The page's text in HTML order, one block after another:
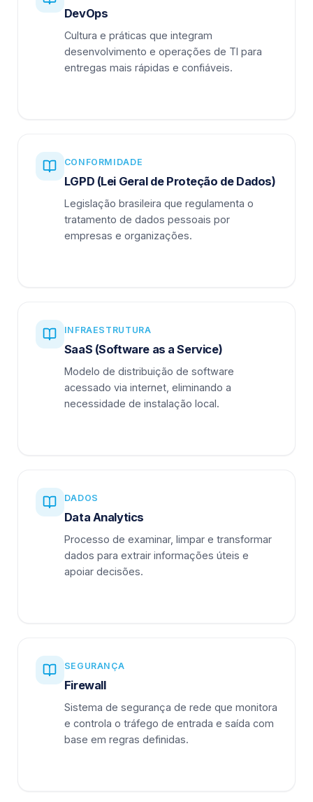
DevOps
Cultura e práticas que integram
desenvolvimento e operações de TI para
entregas mais rápidas e confiáveis.
CONFORMIDADE
LGPD (Lei Geral de Proteção de Dados)
Legislação brasileira que regulamenta o
tratamento de dados pessoais por
empresas e organizações.
INFRAESTRUTURA
SaaS (Software as a Service)
Modelo de distribuição de software
acessado via internet, eliminando a
necessidade de instalação local.
DADOS
Data Analytics
Processo de examinar, limpar e transformar
dados para extrair informações úteis e
apoiar decisões.
SEGURANÇA
Firewall
Sistema de segurança de rede que monitora
e controla o tráfego de entrada e saída com
base em regras definidas.